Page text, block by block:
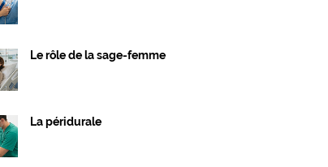
Le rôle de la sage-femme
La péridurale